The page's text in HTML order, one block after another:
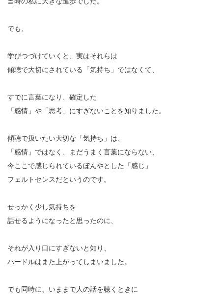
でも、
学びつづけていくと、実はそれらは
傾聴で大切にされている「気持ち」ではなくて、
すでに言葉になり、確定した
「感情」や「思考」にすぎないことを知りました。
傾聴で扱いたい大切な「気持ち」は、
「感情」ではなく、まだうまく言葉にならない、
今ここで感じられているぼんやとした「感じ」
フェルトセンスだというのです。
せっかく少し気持ちを
話せるようになったと思ったのに、
それが入り口にすぎないと知り、
ハードルはまた上がってしまいました。
でも同時に、いままで人の話を聴くときに